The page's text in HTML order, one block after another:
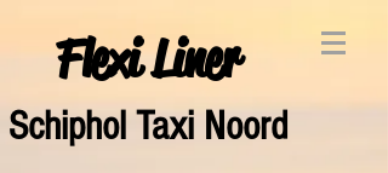
Flexi Liner
Schiphol Taxi Noord